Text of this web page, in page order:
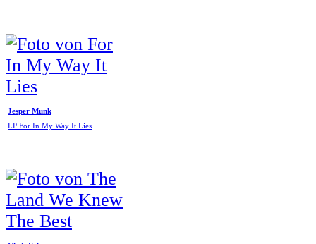
Jesper Munk
LP For In My Way It Lies